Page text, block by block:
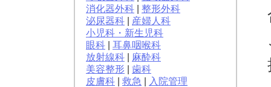
消化器外科
整形外科
泌尿器科
産婦人科
小児科・新生児科
眼科
耳鼻咽喉科
放射線科
麻酔科
美容整形
歯科
皮膚科
救急 入院管理